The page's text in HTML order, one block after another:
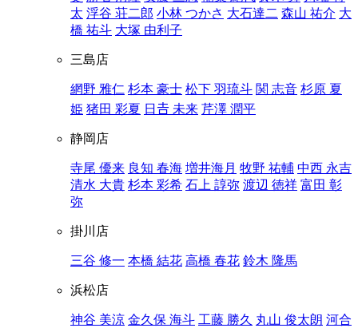
太 浮谷 荘二郎 小林 つかさ 大石達二 森山 祐介 大
橋 祐斗 大塚 由利子
三島店
網野 雅仁 杉本 豪士 松下 羽琉斗 関 志音 杉原 夏
姫 猪田 彩夏 日𠮷 未来 芹澤 潤平
静岡店
寺尾 優来 良知 春海 増井海月 牧野 祐輔 中西 永吉
清水 大貴 杉本 彩希 石上 諄弥 渡辺 徳祥 富田 彰
弥
掛川店
三谷 修一 本橋 結花 高橋 春花 鈴木 隆馬
浜松店
神谷 美涼 金久保 海斗 工藤 勝久 丸山 俊太朗 河合